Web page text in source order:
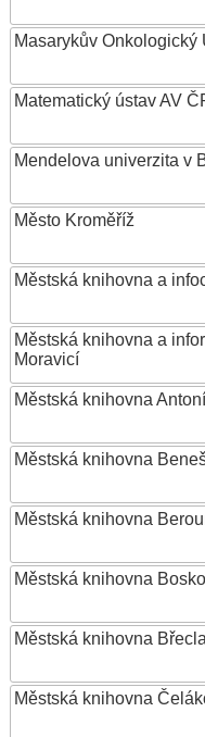
Masarykův Onkologický
Matematický ústav AV
Mendelova univerzita v
Město Kroměříž
Městská knihovna a
Městská knihovna a
Moravicí
Městská knihovna
Městská knihovna
Městská knihovna
Městská knihovna
Městská knihovna
Městská knihovna